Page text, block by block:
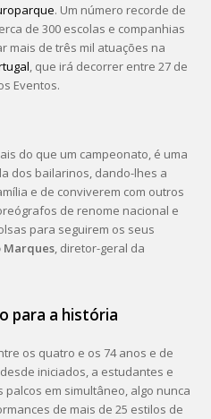
. Um número recorde de
de 300 escolas e companhias
mais de três mil atuações na
, que irá decorrer entre 27 de
Eventos.
do que um campeonato, é uma
dos bailarinos, dando-lhes a
e de conviverem com outros
de renome nacional e
para seguirem os seus
Marques, diretor-geral da
para a história
os quatro e os 74 anos e de
iniciados, a estudantes e
em simultâneo, algo nunca
de mais de 25 estilos de